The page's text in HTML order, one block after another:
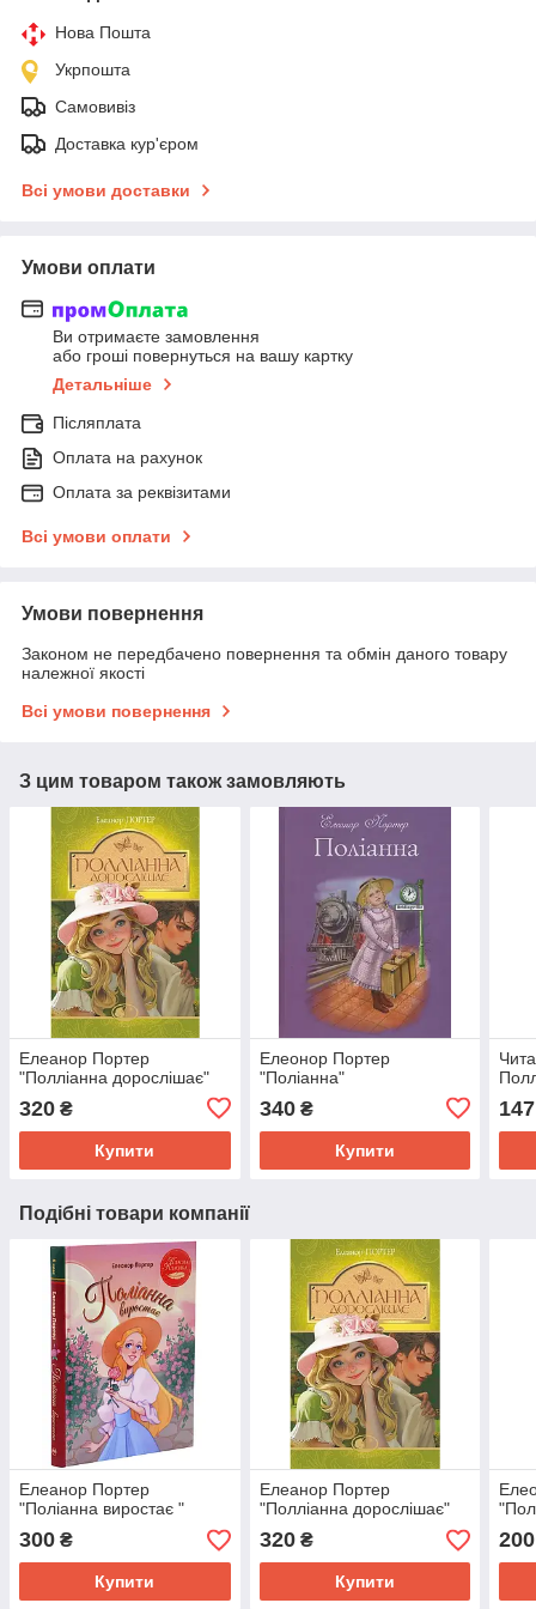
Нова Пошта
Укрпошта
Самовивіз
Доставка кур'єром
Всі умови доставки
Умови оплати
Ви отримаєте замовлення
або гроші повернуться на вашу картку
Детальніше
Післяплата
Оплата на рахунок
Оплата за реквізитами
Всі умови оплати
Умови повернення
Законом не передбачено повернення та обмін даного товару
належної якості
Всі умови повернення
З цим товаром також замовляють
Елеанор Портер
"Полліанна дорослішає"
320 ₴
Купити
Елеонор Портер
"Поліанна"
340₴
Купити
147
Подібні товари компанії
Елеанор Портер
"Поліанна виростає "
300 ₴
Купити
Елеанор Портер
"Полліанна дорослішає"
320₴
Купити
200